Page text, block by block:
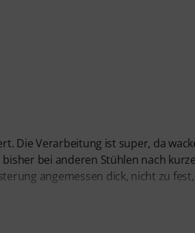
Die Verarbeitung ist super, da
bei anderen Stühlen nach
angemessen dick, nicht zu